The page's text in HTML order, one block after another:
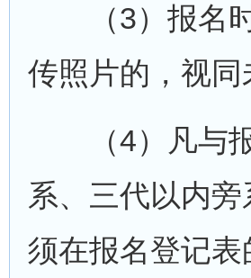
（3）报名时
传照片的，视
（4）凡与报
系、三代以内
须在报名登记表